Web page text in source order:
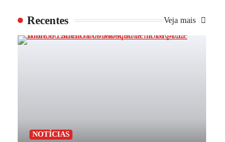
Recentes Veja mais
NOTÍCIAS